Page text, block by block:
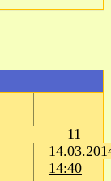
11
14:40